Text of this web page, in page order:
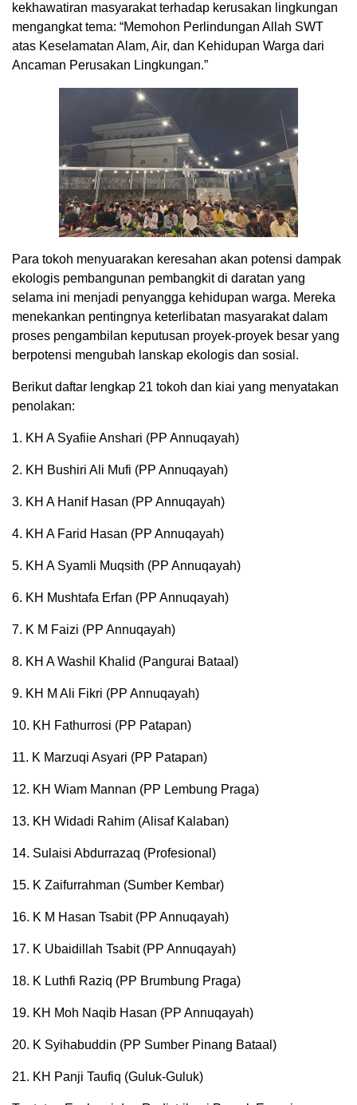
kekhawatiran masyarakat terhadap kerusakan lingkungan
mengangkat tema: “Memohon Perlindungan Allah SWT
atas Keselamatan Alam, Air, dan Kehidupan Warga dari
Ancaman Perusakan Lingkungan.”
Para tokoh menyuarakan keresahan akan potensi dampak
ekologis pembangunan pembangkit di daratan yang
selama ini menjadi penyangga kehidupan warga. Mereka
menekankan pentingnya keterlibatan masyarakat dalam
proses pengambilan keputusan proyek-proyek besar yang
berpotensi mengubah lanskap ekologis dan sosial.
Berikut daftar lengkap 21 tokoh dan kiai yang menyatakan
penolakan:
1. KH A Syafiie Anshari (PP Annuqayah)
2. KH Bushiri Ali Mufi (PP Annuqayah)
3. KH A Hanif Hasan (PP Annuqayah)
4. KH A Farid Hasan (PP Annuqayah)
5. KH A Syamli Muqsith (PP Annuqayah)
6. KH Mushtafa Erfan (PP Annuqayah)
7. K M Faizi (PP Annuqayah)
8. KH A Washil Khalid (Pangurai Bataal)
9. KH M Ali Fikri (PP Annuqayah)
10. KH Fathurrosi (PP Patapan)
11. K Marzuqi Asyari (PP Patapan)
12. KH Wiam Mannan (PP Lembung Praga)
13. KH Widadi Rahim (Alisaf Kalaban)
14. Sulaisi Abdurrazaq (Profesional)
15. K Zaifurrahman (Sumber Kembar)
16. K M Hasan Tsabit (PP Annuqayah)
17. K Ubaidillah Tsabit (PP Annuqayah)
18. K Luthfi Raziq (PP Brumbung Praga)
19. KH Moh Naqib Hasan (PP Annuqayah)
20. K Syihabuddin (PP Sumber Pinang Bataal)
21. KH Panji Taufiq (Guluk-Guluk)